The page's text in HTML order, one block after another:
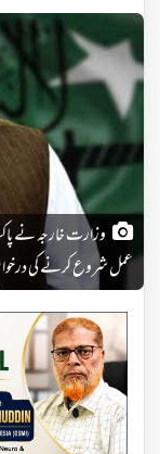
وزارت خارجہ نے
عمل شروع کرنے کی